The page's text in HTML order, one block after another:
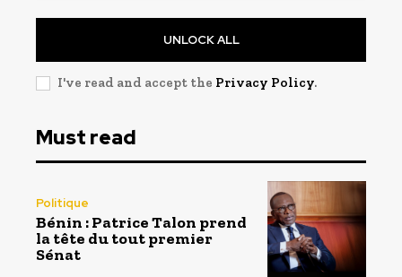
UNLOCK ALL
I've read and accept the Privacy Policy.
Must read
Politique
Bénin : Patrice Talon prend
la tête du tout premier
Sénat